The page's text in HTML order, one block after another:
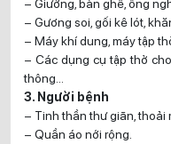
– Giường, bàn ghế, ống
– Gương soi, gối kê lót,
– Máy khí dung, máy tập
– Các dụng cụ tập thở
thông…
3. Người bệnh
– Tinh thần thư giãn, thoải
– Quần áo nới rộng.